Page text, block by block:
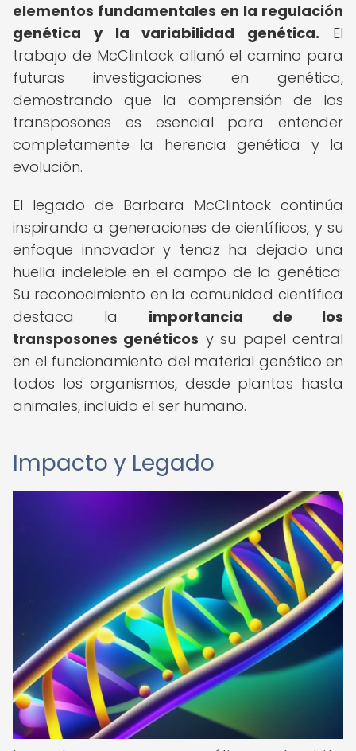
elementos fundamentales en la regulación
genética y la variabilidad genética. El
trabajo de McClintock allanó el camino para
futuras investigaciones en genética,
demostrando que la comprensión de los
transposones es esencial para entender
completamente la herencia genética y la
evolución.
El legado de Barbara McClintock continúa
inspirando a generaciones de científicos, y su
enfoque innovador y tenaz ha dejado una
huella indeleble en el campo de la genética.
Su reconocimiento en la comunidad científica
destaca la importancia de los
transposones genéticos y su papel central
en el funcionamiento del material genético en
todos los organismos, desde plantas hasta
animales, incluido el ser humano.
Impacto y Legado